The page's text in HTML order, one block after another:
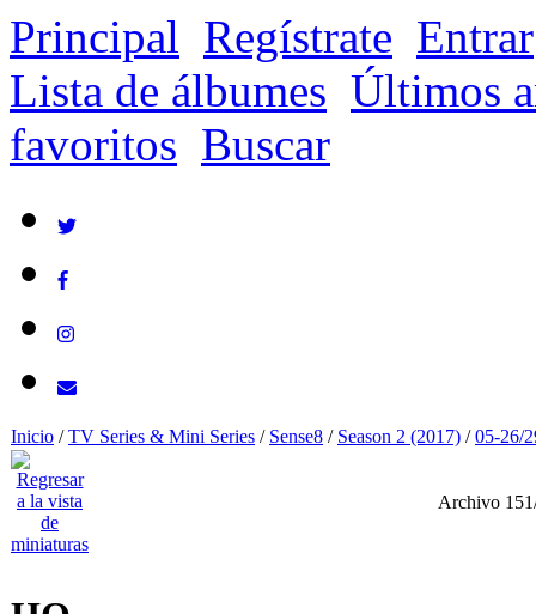
Principal Regístrate Entrar
Lista de álbumes Últimos
favoritos Buscar
Inicio /TV Series & Mini Series / Sense8 / Season 2 (2017) /05-26/
Archivo